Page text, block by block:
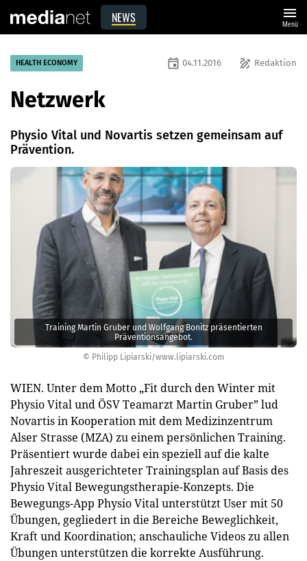
NEWS menu
Menü
© Philipp Lipiarski/www.lipiarski.com
Training Martin Gruber und Wolfgang Bonitz präsentierten
Präventionsangebot.
HEALTH ECONOMY draw Redaktion
event 04.11.2016
Netzwerk
Physio Vital und Novartis setzen gemeinsam auf
Prävention.
WIEN. Unter dem Motto „Fit durch den Winter mit
Physio Vital und ÖSV Teamarzt Martin Gruber” lud
Novartis in Kooperation mit dem Medizinzentrum
Alser Strasse (MZA) zu einem persönlichen Training.
Präsentiert wurde dabei ein speziell auf die kalte
Jahreszeit ausgerichteter Trainingsplan auf Basis des
Physio Vital Bewegungstherapie-Konzepts. Die
Bewegungs-App Physio Vital unterstützt User mit 50
Übungen, gegliedert in die Bereiche Beweglichkeit,
Kraft und Koordination; anschauliche Videos zu allen
Übungen unterstützen die korrekte Ausführung.